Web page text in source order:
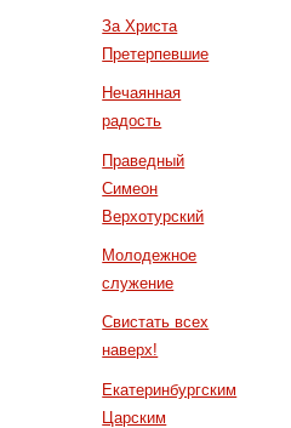
За Христа
Претерпевшие
Нечаянная
радость
Праведный
Симеон
Верхотурский
Молодежное
служение
Свистать всех
наверх!
Екатеринбургским
Царским